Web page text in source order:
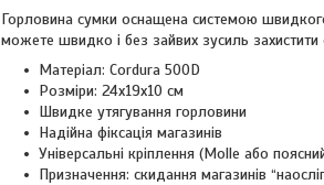
Горловина сумки оснащена системою
можете швидко і без зайвих зусиль
Матеріал: Cordura 500D
Розміри: 24х19х10 см
Швидке утягування горловини
Надійна фіксація магазинів
Універсальні кріплення (Molle або
Призначення: скидання магазинів